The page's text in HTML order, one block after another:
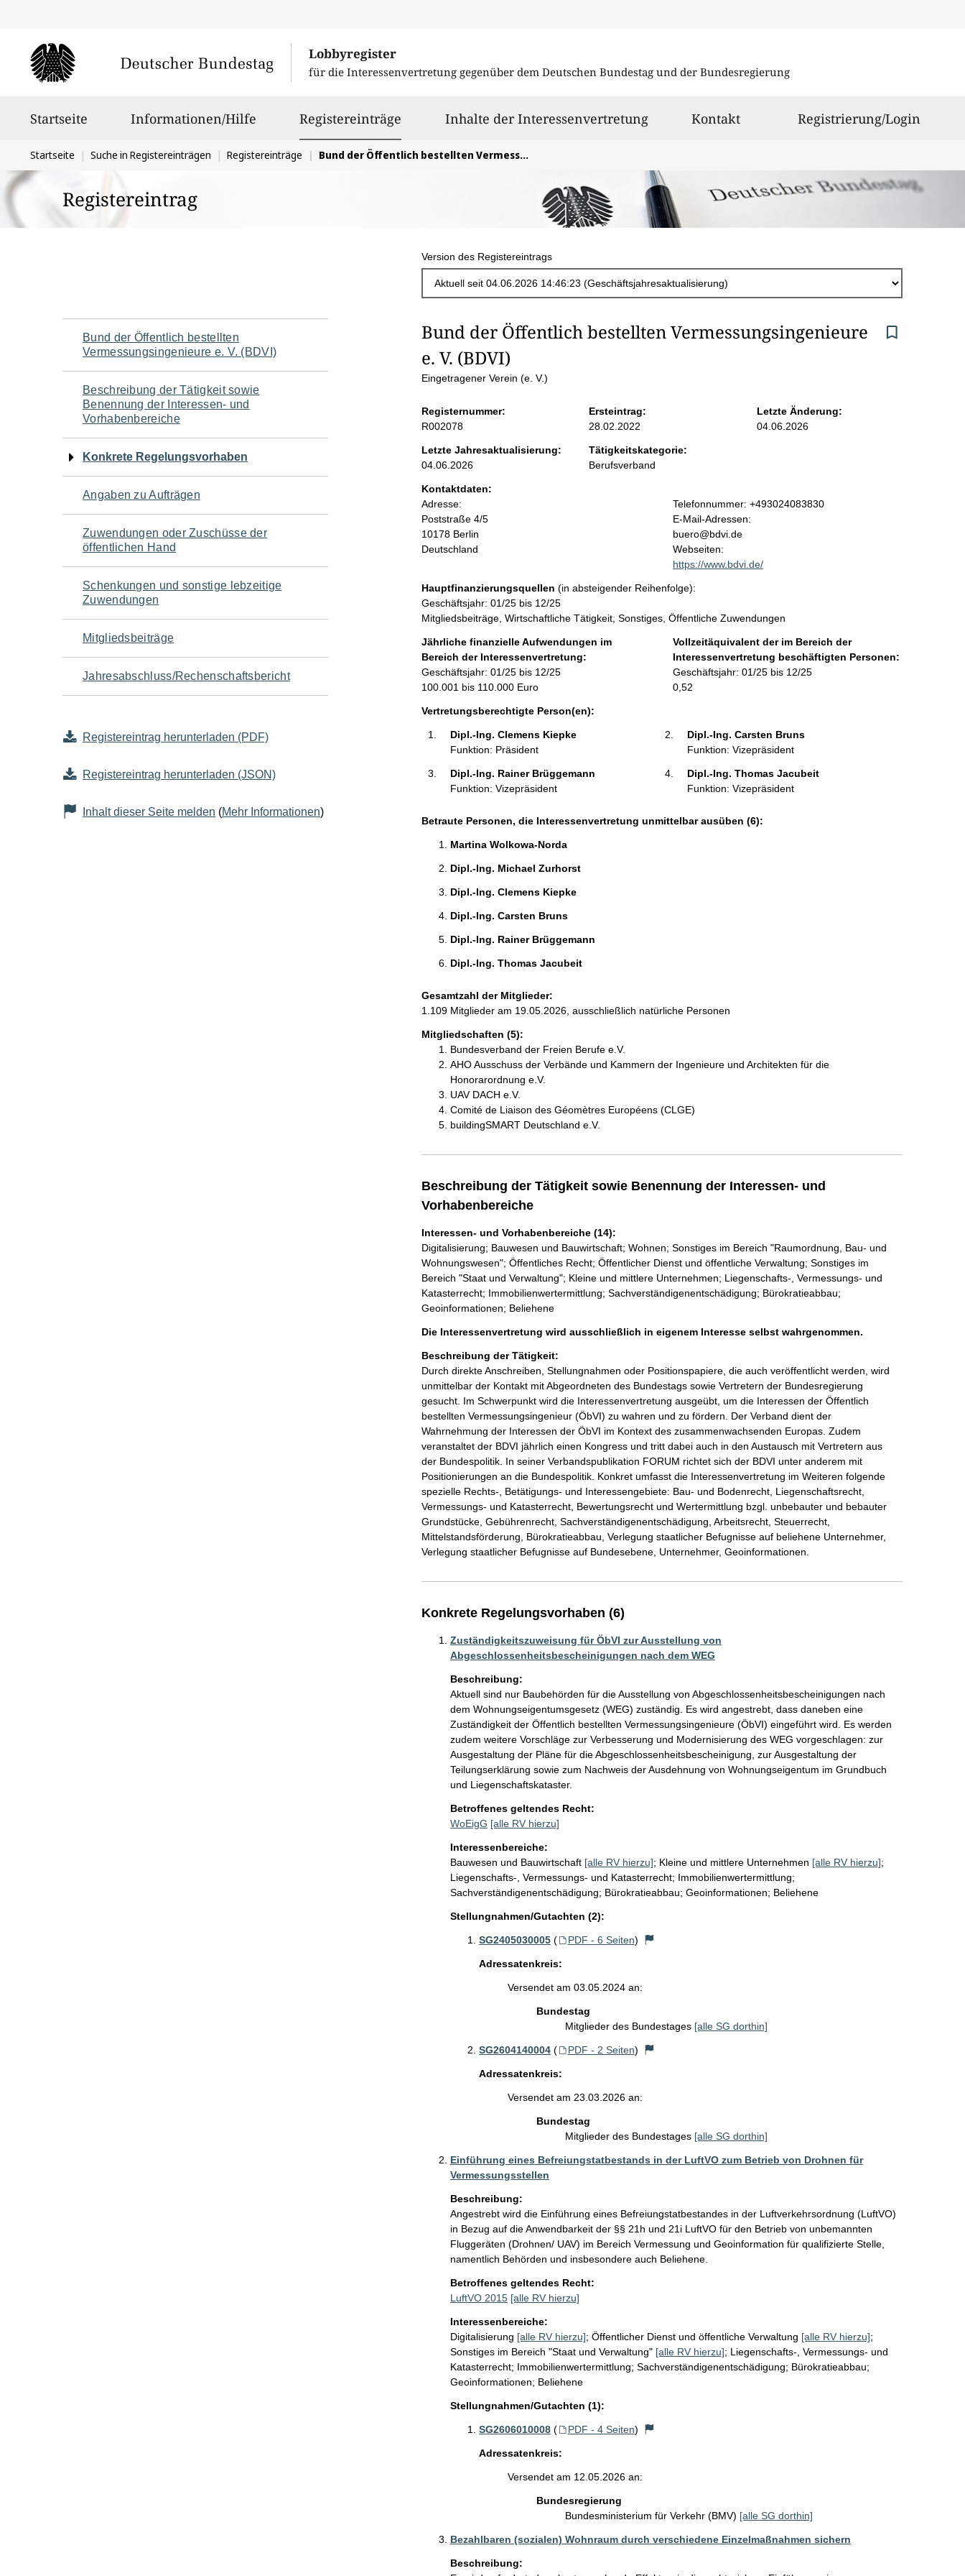
Lobbyregister
für die Interessenvertretung gegenüber dem Deutschen Bundestag und der Bundesregierung
Startseite Informationen/Hilfe Registereinträge ausgewähltInhalte der Interessenvertretung Kontakt Registrierung/Login
Sie
befinden
sich
hier:
Startseite Suche in Registereinträgen Registereinträge Bund der Öffentlich bestellten Vermessungsingenieure e. V. (BDVI)
Registereintrag
Version des Registereintrags
Navigation
für
den
Seiteninhalt
Bund der Öffentlich bestellten
Vermessungsingenieure e. V. (BDVI)
Beschreibung der Tätigkeit sowie
Benennung der Interessen- und
Vorhabenbereiche
Konkrete Regelungsvorhaben
Angaben zu Aufträgen
Zuwendungen oder Zuschüsse der
öffentlichen Hand
Schenkungen und sonstige lebzeitige
Zuwendungen
Mitgliedsbeiträge
Jahresabschluss/Rechenschaftsbericht
Registereintrag herunterladen (PDF)
Registereintrag herunterladen (JSON)
Inhalt dieser Seite melden (Mehr Informationen)
S
e
i
t
e
n
i
n
h
a
l
t
Bund der Öffentlich bestellten Vermessungsingenieure
e. V. (BDVI)
Eingetragener Verein (e. V.)
Registernummer:
R002078
Ersteintrag:
28.02.2022
Letzte Änderung:
04.06.2026
Letzte Jahresaktualisierung:
04.06.2026
Tätigkeitskategorie:
Berufsverband
Kontaktdaten:
Adresse:
Poststraße 4/5
10178 Berlin
Deutschland
K
o
n
t
a
t
n
f
o
r
m
e
Telefonnummer: +493024083830
E-Mail-Adressen:
buero@bdvi.de
Webseiten:
https://www.bdvi.de/
Hauptfinanzierungsquellen (in absteigender Reihenfolge):
Geschäftsjahr: 01/25 bis 12/25
Mitgliedsbeiträge, Wirtschaftliche Tätigkeit, Sonstiges, Öffentliche Zuwendungen
Jährliche finanzielle Aufwendungen im
Bereich der Interessenvertretung:
Geschäftsjahr: 01/25 bis 12/25
100.001 bis 110.000 Euro
Vollzeitäquivalent der im Bereich der
Interessenvertretung beschäftigten Personen:
Geschäftsjahr: 01/25 bis 12/25
0,52
Vertretungsberechtigte Person(en):
Dipl.-Ing. Clemens Kiepke
Funktion: Präsident
Dipl.-Ing. Carsten Bruns
Funktion: Vizepräsident
Dipl.-Ing. Rainer Brüggemann
Funktion: Vizepräsident
Dipl.-Ing. Thomas Jacubeit
Funktion: Vizepräsident
Betraute Personen, die Interessenvertretung unmittelbar ausüben (6):
Martina Wolkowa-Norda
Dipl.-Ing. Michael Zurhorst
Dipl.-Ing. Clemens Kiepke
Dipl.-Ing. Carsten Bruns
Dipl.-Ing. Rainer Brüggemann
Dipl.-Ing. Thomas Jacubeit
Gesamtzahl der Mitglieder:
1.109 Mitglieder am 19.05.2026, ausschließlich natürliche Personen
Mitgliedschaften (5):
Bundesverband der Freien Berufe e.V.
AHO Ausschuss der Verbände und Kammern der Ingenieure und Architekten für die
Honorarordnung e.V.
UAV DACH e.V.
Comité de Liaison des Géomètres Européens (CLGE)
buildingSMART Deutschland e.V.
Beschreibung der Tätigkeit sowie Benennung der Interessen- und
Vorhabenbereiche
Interessen- und Vorhabenbereiche (14):
Digitalisierung; Bauwesen und Bauwirtschaft; Wohnen; Sonstiges im Bereich "Raumordnung, Bau- und
Wohnungswesen"; Öffentliches Recht; Öffentlicher Dienst und öffentliche Verwaltung; Sonstiges im
Bereich "Staat und Verwaltung"; Kleine und mittlere Unternehmen; Liegenschafts-, Vermessungs- und
Katasterrecht; Immobilienwertermittlung; Sachverständigenentschädigung; Bürokratieabbau;
Geoinformationen; Beliehene
Die Interessenvertretung wird ausschließlich in eigenem Interesse selbst wahrgenommen.
Beschreibung der Tätigkeit:
Durch direkte Anschreiben, Stellungnahmen oder Positionspapiere, die auch veröffentlicht werden, wird
unmittelbar der Kontakt mit Abgeordneten des Bundestags sowie Vertretern der Bundesregierung
gesucht. Im Schwerpunkt wird die Interessenvertretung ausgeübt, um die Interessen der Öffentlich
bestellten Vermessungsingenieur (ÖbVI) zu wahren und zu fördern. Der Verband dient der
Wahrnehmung der Interessen der ÖbVI im Kontext des zusammenwachsenden Europas. Zudem
veranstaltet der BDVI jährlich einen Kongress und tritt dabei auch in den Austausch mit Vertretern aus
der Bundespolitik. In seiner Verbandspublikation FORUM richtet sich der BDVI unter anderem mit
Positionierungen an die Bundespolitik. Konkret umfasst die Interessenvertretung im Weiteren folgende
spezielle Rechts-, Betätigungs- und Interessengebiete: Bau- und Bodenrecht, Liegenschaftsrecht,
Vermessungs- und Katasterrecht, Bewertungsrecht und Wertermittlung bzgl. unbebauter und bebauter
Grundstücke, Gebührenrecht, Sachverständigenentschädigung, Arbeitsrecht, Steuerrecht,
Mittelstandsförderung, Bürokratieabbau, Verlegung staatlicher Befugnisse auf beliehene Unternehmer,
Verlegung staatlicher Befugnisse auf Bundesebene, Unternehmer, Geoinformationen.
Konkrete Regelungsvorhaben (6)
Zuständigkeitszuweisung für ÖbVI zur Ausstellung von
Abgeschlossenheitsbescheinigungen nach dem WEG
Beschreibung:
Aktuell sind nur Baubehörden für die Ausstellung von Abgeschlossenheitsbescheinigungen nach
dem Wohnungseigentumsgesetz (WEG) zuständig. Es wird angestrebt, dass daneben eine
Zuständigkeit der Öffentlich bestellten Vermessungsingenieure (ÖbVI) eingeführt wird. Es werden
zudem weitere Vorschläge zur Verbesserung und Modernisierung des WEG vorgeschlagen: zur
Ausgestaltung der Pläne für die Abgeschlossenheitsbescheinigung, zur Ausgestaltung der
Teilungserklärung sowie zum Nachweis der Ausdehnung von Wohnungseigentum im Grundbuch
und Liegenschaftskataster.
Betroffenes geltendes Recht:
WoEigG [alle RV hierzu]
Interessenbereiche:
Bauwesen und Bauwirtschaft [alle RV hierzu]; Kleine und mittlere Unternehmen [alle RV hierzu];
Liegenschafts-, Vermessungs- und Katasterrecht; Immobilienwertermittlung;
Sachverständigenentschädigung; Bürokratieabbau; Geoinformationen; Beliehene
Stellungnahmen/Gutachten (2):
SG2405030005 ( PDF - 6 Seiten)
Adressatenkreis:
Versendet am 03.05.2024 an:
Bundestag
Mitglieder des Bundestages [alle SG dorthin]
SG2604140004 ( PDF - 2 Seiten)
Adressatenkreis:
Versendet am 23.03.2026 an:
Bundestag
Mitglieder des Bundestages [alle SG dorthin]
Einführung eines Befreiungstatbestands in der LuftVO zum Betrieb von Drohnen für
Vermessungsstellen
Beschreibung:
Angestrebt wird die Einführung eines Befreiungstatbestandes in der Luftverkehrsordnung (LuftVO)
in Bezug auf die Anwendbarkeit der §§ 21h und 21i LuftVO für den Betrieb von unbemannten
Fluggeräten (Drohnen/ UAV) im Bereich Vermessung und Geoinformation für qualifizierte Stelle,
namentlich Behörden und insbesondere auch Beliehene.
Betroffenes geltendes Recht:
LuftVO 2015 [alle RV hierzu]
Interessenbereiche:
Digitalisierung [alle RV hierzu]; Öffentlicher Dienst und öffentliche Verwaltung [alle RV hierzu];
Sonstiges im Bereich "Staat und Verwaltung" [alle RV hierzu]; Liegenschafts-, Vermessungs- und
Katasterrecht; Immobilienwertermittlung; Sachverständigenentschädigung; Bürokratieabbau;
Geoinformationen; Beliehene
Stellungnahmen/Gutachten (1):
SG2606010008 ( PDF - 4 Seiten)
Adressatenkreis:
Versendet am 12.05.2026 an:
Bundesregierung
Bundesministerium für Verkehr (BMV) [alle SG dorthin]
Bezahlbaren (sozialen) Wohnraum durch verschiedene Einzelmaßnahmen sichern
Beschreibung: